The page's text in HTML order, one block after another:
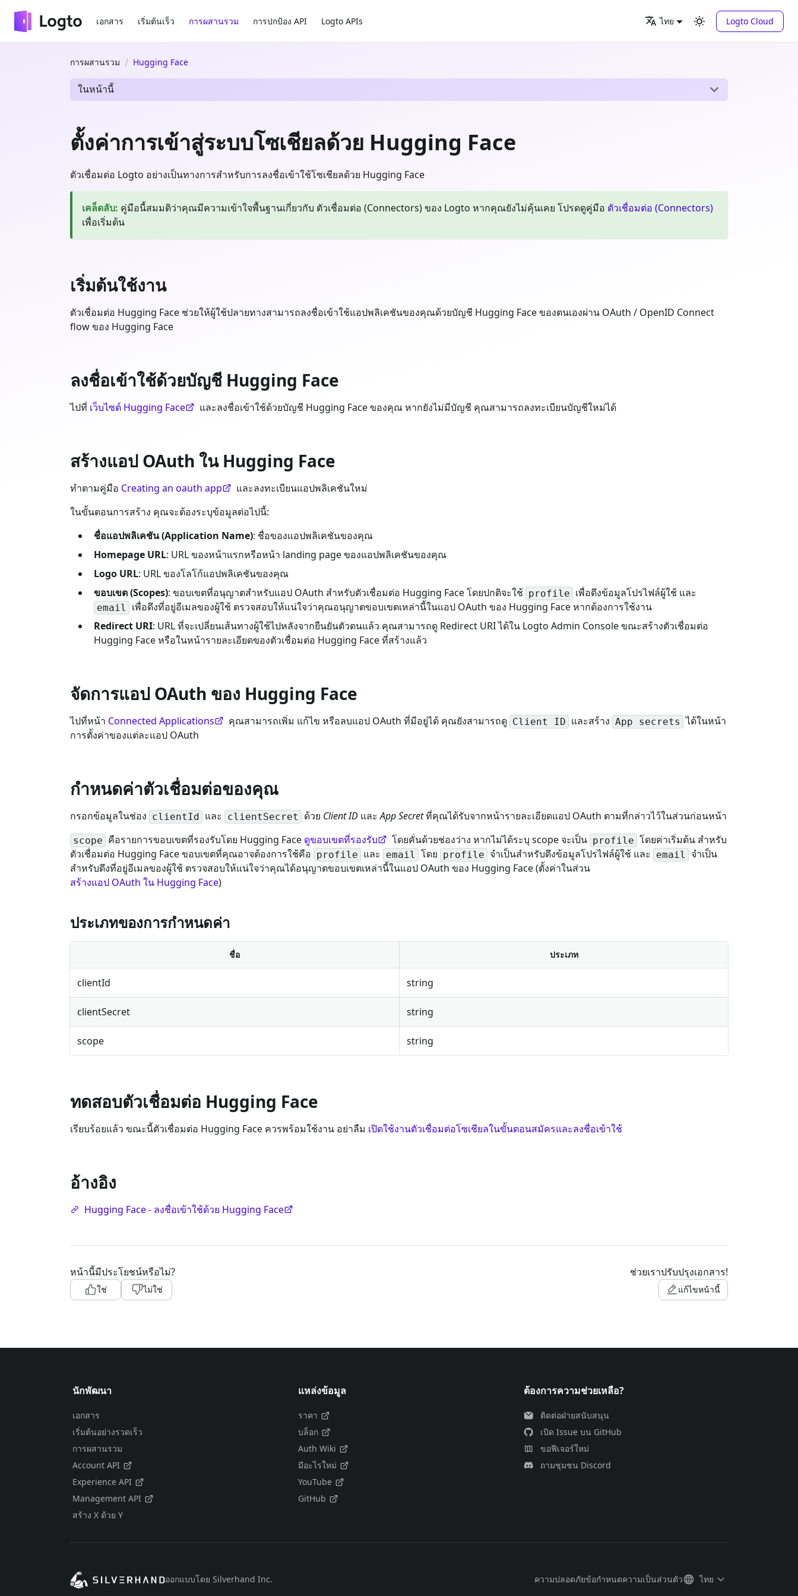
เอกสาร เริ่มต้นเร็ว การผสานรวม การปกป้อง API Logto APIs ไทย Logto Cloud
การผสานรวม Hugging Face
ในหน้านี้
ตั้งค่าการเข้าสู่ระบบโซเชียลด้วย Hugging Face
ตัวเชื่อมต่อ Logto อย่างเป็นทางการสำหรับการลงชื่อเข้าใช้โซเชียลด้วย Hugging Face
เคล็ดลับ: คู่มือนี้สมมติว่าคุณมีความเข้าใจพื้นฐานเกี่ยวกับ ตัวเชื่อมต่อ (Connectors) ของ Logto หากคุณยังไม่คุ้นเคย โปรดดูคู่มือ ตัวเชื่อมต่อ (Connectors)
เพื่อเริ่มต้น
เริ่มต้นใช้งาน
ตัวเชื่อมต่อ Hugging Face ช่วยให้ผู้ใช้ปลายทางสามารถลงชื่อเข้าใช้แอปพลิเคชันของคุณด้วยบัญชี Hugging Face ของตนเองผ่าน OAuth / OpenID Connect
flow ของ Hugging Face
ลงชื่อเข้าใช้ด้วยบัญชี Hugging Face
ไปที่ เว็บไซต์ Hugging Face และลงชื่อเข้าใช้ด้วยบัญชี Hugging Face ของคุณ หากยังไม่มีบัญชี คุณสามารถลงทะเบียนบัญชีใหม่ได้
สร้างแอป OAuth ใน Hugging Face
ทำตามคู่มือ Creating an oauth app
และลงทะเบียนแอปพลิเคชันใหม่
ในขั้นตอนการสร้าง คุณจะต้องระบุข้อมูลต่อไปนี้:
ชื่อแอปพลิเคชัน (Application Name): ชื่อของแอปพลิเคชันของคุณ
Homepage URL: URL ของหน้าแรกหรือหน้า landing page ของแอปพลิเคชันของคุณ
Logo URL: URL ของโลโก้แอปพลิเคชันของคุณ
ขอบเขต (Scopes): ขอบเขตที่อนุญาตสำหรับแอป OAuth สำหรับตัวเชื่อมต่อ Hugging Face โดยปกติจะใช้ profile เพื่อดึงข้อมูลโปรไฟล์ผู้ใช้ และ
email
เพื่อดึงที่อยู่อีเมลของผู้ใช้ ตรวจสอบให้แน่ใจว่าคุณอนุญาตขอบเขตเหล่านี้ในแอป OAuth ของ Hugging Face หากต้องการใช้งาน
Redirect URI: URL ที่จะเปลี่ยนเส้นทางผู้ใช้ไปหลังจากยืนยันตัวตนแล้ว คุณสามารถดู Redirect URI ได้ใน Logto Admin Console ขณะสร้างตัวเชื่อมต่อ
Hugging Face หรือในหน้ารายละเอียดของตัวเชื่อมต่อ Hugging Face ที่สร้างแล้ว
จัดการแอป OAuth ของ Hugging Face
ไปที่หน้า Connected Applications คุณสามารถเพิ่ม แก้ไข หรือลบแอป OAuth ที่มีอยู่ได้ คุณยังสามารถดู Client ID และสร้าง App secrets ได้ในหน้า
การตั้งค่าของแต่ละแอป OAuth
กำหนดค่าตัวเชื่อมต่อของคุณ
กรอกข้อมูลในช่อง clientId และ clientSecret ด้วย Client ID และApp Secretที่คุณได้รับจากหน้ารายละเอียดแอป OAuth ตามที่กล่าวไว้ในส่วนก่อนหน้า
scope คือรายการขอบเขตที่รองรับโดย Hugging Face ดูขอบเขตที่รองรับ โดยคั่นด้วยช่องว่าง หากไม่ได้ระบุ scope จะเป็น profile โดยค่าเริ่มต้น สำหรับ
ตัวเชื่อมต่อ Hugging Face ขอบเขตที่คุณอาจต้องการใช้คือ profile และ email โดย profile จำเป็นสำหรับดึงข้อมูลโปรไฟล์ผู้ใช้ และ email
จำเป็น
สำหรับดึงที่อยู่อีเมลของผู้ใช้ ตรวจสอบให้แน่ใจว่าคุณได้อนุญาตขอบเขตเหล่านี้ในแอป OAuth ของ Hugging Face (ตั้งค่าในส่วน
สร้างแอป OAuth ใน Hugging Face)
ประเภทของการกำหนดค่า
ชื่อ ประเภท
clientId string
clientSecret string
scope string
ทดสอบตัวเชื่อมต่อ Hugging Face
เรียบร้อยแล้ว ขณะนี้ตัวเชื่อมต่อ Hugging Face ควรพร้อมใช้งาน อย่าลืม เปิดใช้งานตัวเชื่อมต่อโซเชียลในขั้นตอนสมัครและลงชื่อเข้าใช้
อ้างอิง
Hugging Face - ลงชื่อเข้าใช้ด้วย Hugging Face
หน้านี้มีประโยชน์หรือไม่?
ใช่ ไม่ใช่
ช่วยเราปรับปรุงเอกสาร!
แก้ไขหน้านี้
นักพัฒนา
เอกสาร
เริ่มต้นอย่างรวดเร็ว
การผสานรวม
Account API
Experience API
Management API
สร้าง X ด้วย Y
แหล่งข้อมูล
ราคา
บล็อก
Auth Wiki
มีอะไรใหม่
YouTube
GitHub
ต้องการความช่วยเหลือ?
ติดต่อฝ่ายสนับสนุน
เปิด Issue บน GitHub
ขอฟีเจอร์ใหม่
ถามชุมชน Discord
ออกแบบโดย Silverhand Inc. ความปลอดภัยข้อกำหนดความเป็นส่วนตัว ไทย